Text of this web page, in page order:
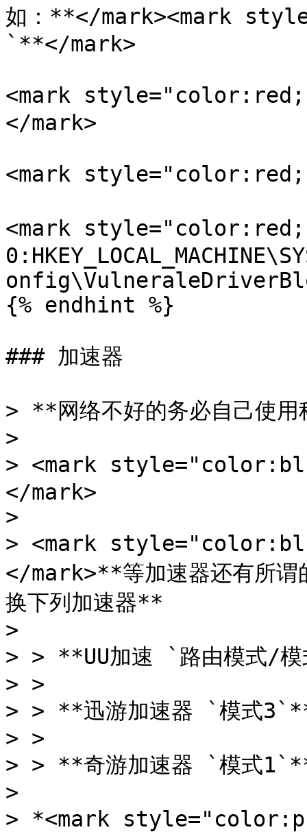
如：**</mark><mark
`**</mark>
<mark
</mark>
<mark
<mark
{% endhint %}
### 加速器
> **网络不好的务必自己使
>
> <mark
</mark>
>
> <mark
</mark>**等加速器还有所
换下列加速器**
>
> > **UU加速 `路由模式/
> >
> > **迅游加速器 `模式
> >
> > **奇游加速器 `模式
>
> *<mark